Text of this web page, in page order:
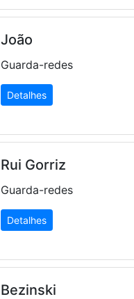
João
Guarda-redes
Detalhes
Rui Gorriz
Guarda-redes
Detalhes
Bezinski